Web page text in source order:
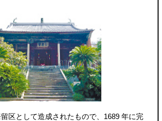
区として造成されたもので、1689 年に完